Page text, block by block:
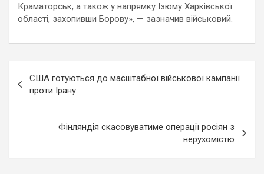
Краматорськ, а також у напрямку Ізюму Харківської
області, захопивши Борову», — зазначив військовий.
по
записям
США готуються до масштабної військової кампанії
проти Ірану
Фінляндія скасовуватиме операції росіян з
нерухомістю